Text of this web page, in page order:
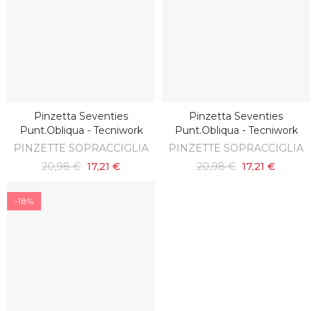
SCOPRI
Pinzetta Seventies
Punt.obliqua - Tecniwork
PINZETTE SOPRACCIGLIA
20,98 € 17,21 €
SCOPRI
Pinzetta Seventies
Punt.obliqua - Tecniwork
PINZETTE SOPRACCIGLIA
20,98 € 17,21 €
-18%